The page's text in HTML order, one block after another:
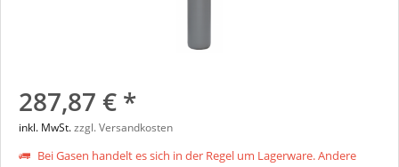
287,87 € *
inkl. MwSt.zzgl. Versandkosten
Bei Gasen handelt es sich in der Regel um Lagerware. Andere